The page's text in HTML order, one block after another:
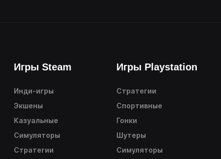
Игры Steam
Инди-игры
Экшены
Казуальные
Симуляторы
Стратегии
Игры Playstation
Стратегии
Спортивные
Гонки
Шутеры
Симуляторы